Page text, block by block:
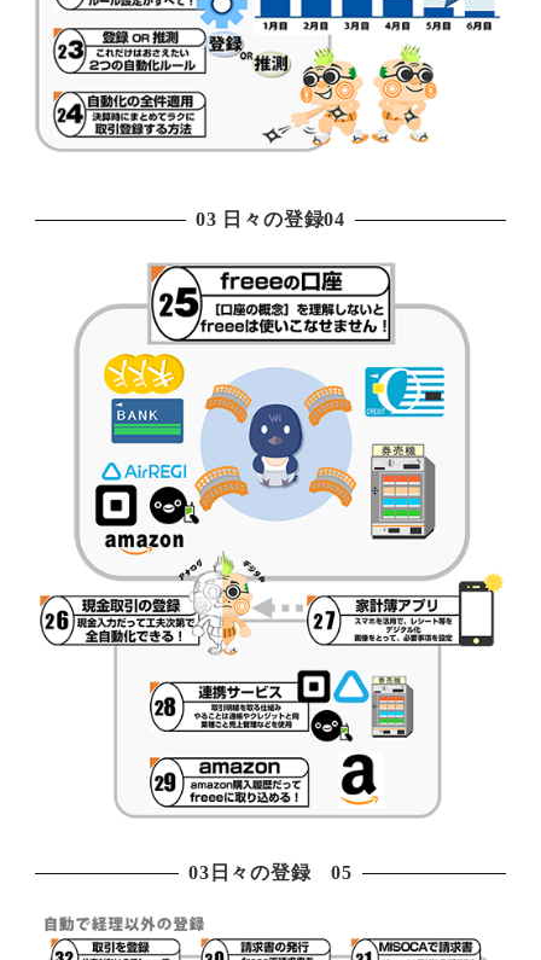
03 日々の登録04
03日々の登録 05